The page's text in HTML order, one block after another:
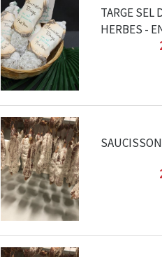
TARGE SEL
HERBES -